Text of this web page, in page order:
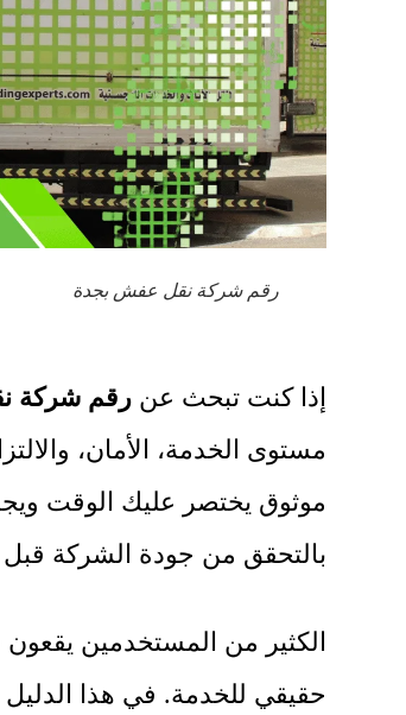
رقم شركة نقل عفش بجدة
إذا كنت تبحث عنرقم شركة
مستوى الخدمة، الأمان،
موثوق يختصر عليك الوقت
بالتحقق من جودة الشركة
الكثير من المستخدمين
حقيقي للخدمة. في هذا الدليل